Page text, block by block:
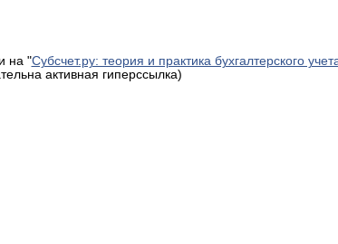
на "Субсчет.ру: теория и практика бухгалтерского
активная гиперссылка)